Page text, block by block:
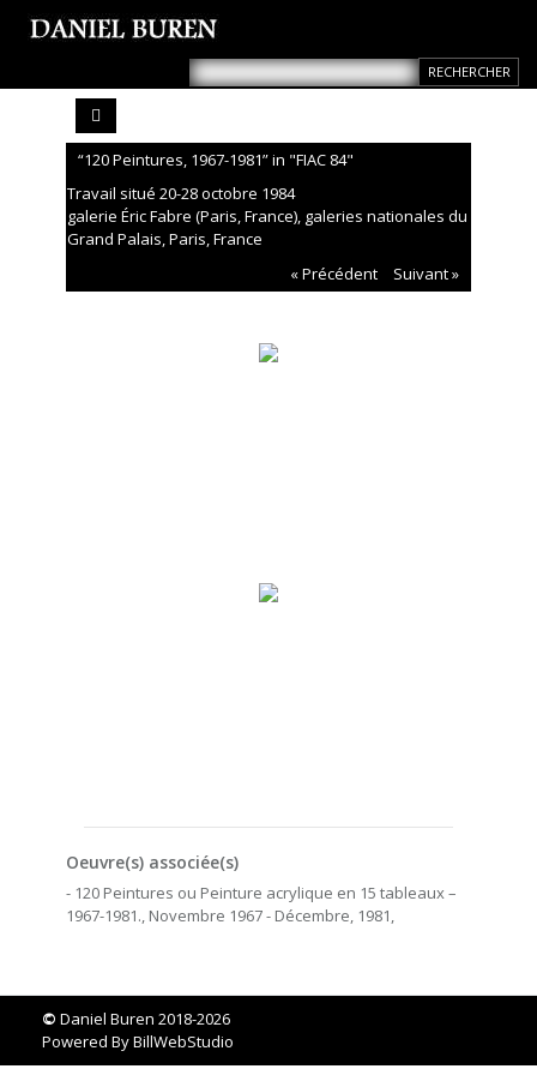
“120 Peintures, 1967-1981” in "FIAC 84"
Travail situé 20-28 octobre 1984
galerie Éric Fabre (Paris, France), galeries nationales du
Grand Palais, Paris, France
« Précédent
Suivant »
Oeuvre(s) associée(s)
- 120 Peintures ou Peinture acrylique en 15 tableaux –
1967-1981., Novembre 1967 - Décembre, 1981,
© Daniel Buren 2018-2026
Powered ByBillWebStudio